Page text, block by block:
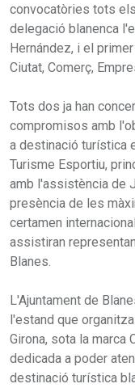
convocatòries tots
delegació blanenca
Hernández, i el
Ciutat, Comerç,
Tots dos ja han
compromisos amb
a destinació turística
Turisme Esportiu,
amb l'assistència de
presència de les
certamen
assistiran
Blanes.
L'Ajuntament de
l'estand que
Girona, sota la marca
dedicada a poder
destinació turística